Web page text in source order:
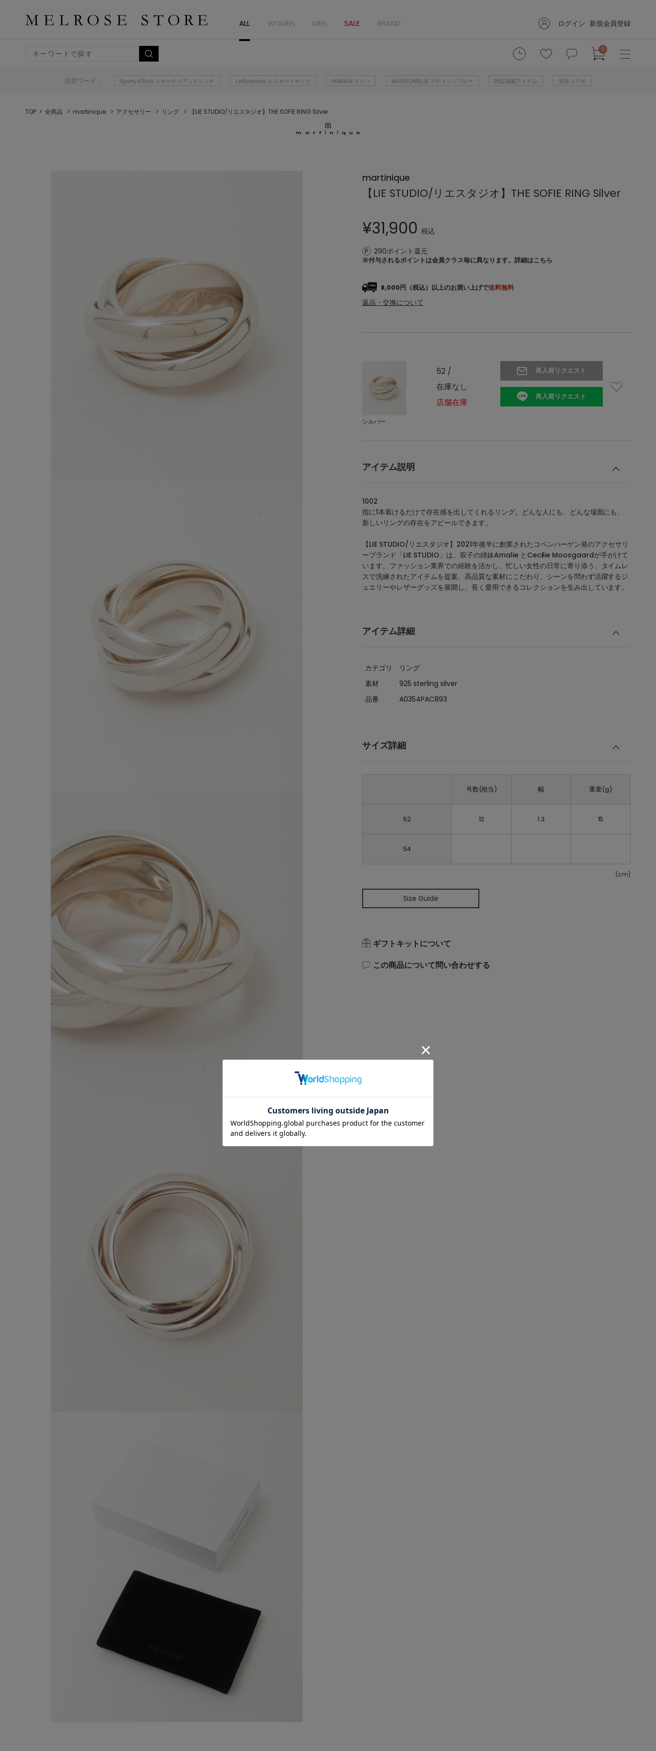
ALL WOMEN MEN SALE BRAND ログイン 新規会員登録
0
注目ワード： Sporty＆Rich スポーティアンドリッチ LeSportsac レスポートサック MARIHA マリハ MADISONBLUE マディソンブルー 雑誌掲載アイテム 別注コラボ
TOP 全商品 martinique アクセサリー リング 【LIE STUDIO/リエスタジオ】THE SOFIE RING Silver
martinique
【LIE STUDIO/リエスタジオ】THE SOFIE RING Silver
¥31,900 税込
290ポイント還元
※付与されるポイントは会員クラス毎に異なります。 詳細はこちら
8,000円（税込）以上のお買い上げで送料無料
返品・交換について
シルバー
52 /
在庫なし
店舗在庫
再入荷リクエスト
再入荷リクエスト
アイテム説明
1002
指に1本着けるだけで存在感を出してくれるリング。どんな人にも、どんな場面にも、
新しいリングの存在をアピールできます。
【LIE STUDIO/リエスタジオ】2021年後半に創業されたコペンハーゲン発のアクセサリ
ーブランド「LIE STUDIO」は、双子の姉妹Amalie とCecilie Moosgaardが手がけて
います。ファッション業界での経験を活かし、忙しい女性の日常に寄り添う、タイムレ
スで洗練されたアイテムを提案。高品質な素材にこだわり、シーンを問わず活躍するジ
ュエリーやレザーグッズを展開し、長く愛用できるコレクションを生み出しています。
アイテム詳細
カテゴリ
リング
素材
925 sterling silver
品番
A0354PAC893
サイズ詳細
号数(相当) 幅 重量(g)
52 12 1.3 15
54
(cm)
Size Guide
ギフトキットについて
この商品について問い合わせする